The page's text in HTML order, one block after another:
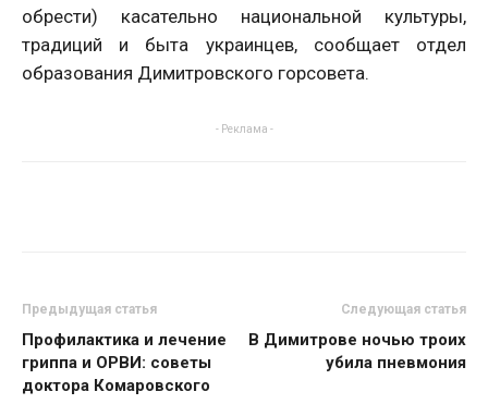
обрести) касательно национальной культуры,
традиций и быта украинцев, сообщает отдел
образования Димитровского горсовета.
- Реклама -
Предыдущая статья
Профилактика и лечение
гриппа и ОРВИ: советы
доктора Комаровского
Следующая статья
В Димитрове ночью троих
убила пневмония